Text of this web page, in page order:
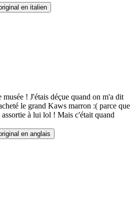
en italien
musée ! J'étais déçue quand on m'a dit
le grand Kaws marron :( parce que
à lui lol ! Mais c'était quand
en anglais